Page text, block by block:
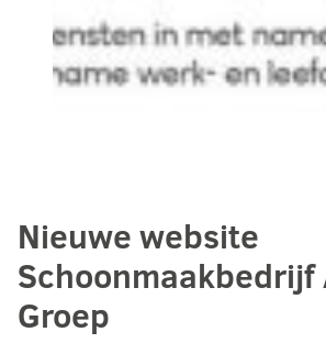
Nieuwe website
Schoonmaakbedrijf
Groep